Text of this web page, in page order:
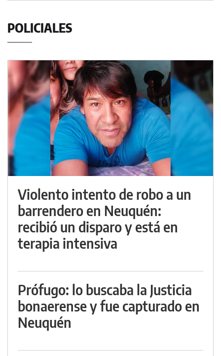
POLICIALES
Violento intento de robo a un
barrendero en Neuquén:
recibió un disparo y está en
terapia intensiva
Prófugo: lo buscaba la Justicia
bonaerense y fue capturado en
Neuquén